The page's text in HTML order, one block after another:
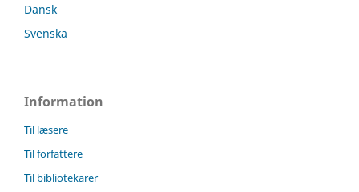
Dansk
Svenska
Information
Til læsere
Til forfattere
Til bibliotekarer